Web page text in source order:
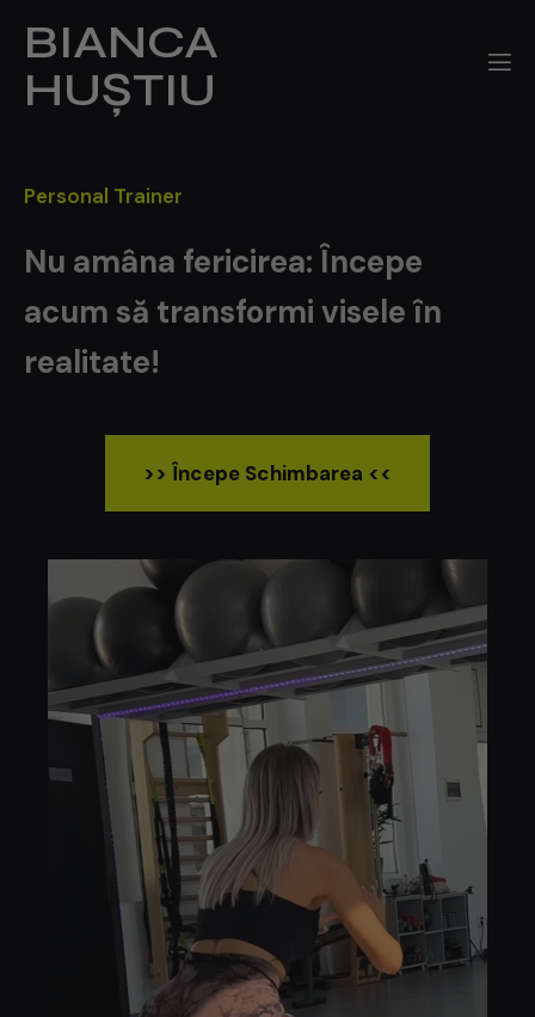
S
a
o
n
ț
n
BIANCA
HUȘTIU
Personal Trainer
Nu amâna fericirea: Începe
acum să transformi visele în
realitate!
>> Începe Schimbarea <<